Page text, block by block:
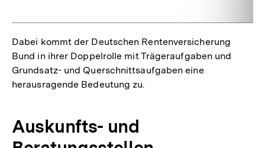
Dabei kommt der Deutschen Rentenversicherung
Bund in ihrer Doppelrolle mit Trägeraufgaben und
Grundsatz- und Querschnittsaufgaben eine
herausragende Bedeutung zu.
Auskunfts- und